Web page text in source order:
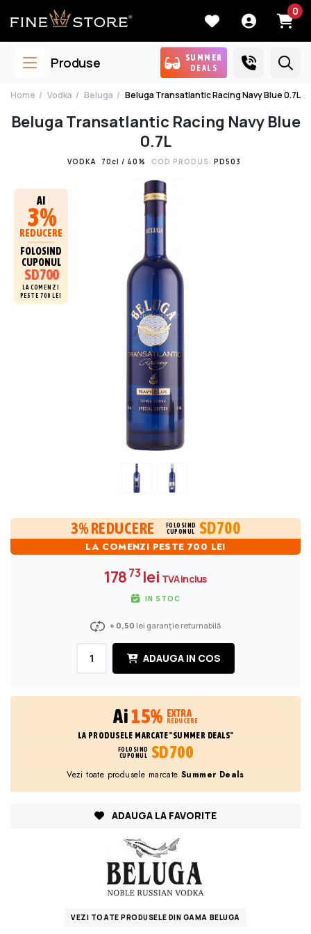
0
Produse
SUMMER
DEALS
Home Vodka Beluga Beluga Transatlantic Racing Navy Blue 0.7L
Beluga Transatlantic Racing Navy Blue
0.7L
VODKA 70cl / 40% COD PRODUS: PD503
AI
3%
REDUCERE
FOLOSIND
CUPONUL
SD700
LA COMENZI
PESTE 700 LEI
3% REDUCERE
FOLOSIND
CUPONUL
SD700
LA COMENZI PESTE 700 LEI
17873lei TVA inclus
IN STOC
+ 0,50 lei garanție returnabilă
ADAUGA IN COS
Ai15% EXTRA
REDUCERE
LA PRODUSELE MARCATE "SUMMER DEALS"
FOLOSIND
CUPONUL
SD700
Vezi toate produsele marcate Summer Deals
ADAUGA LA FAVORITE
VEZI TOATE PRODUSELE DIN GAMA BELUGA